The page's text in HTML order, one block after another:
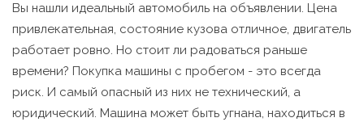
Вы нашли идеальный автомобиль на объявлении. Цена
привлекательная, состояние кузова отличное, двигатель
работает ровно. Но стоит ли радоваться раньше
времени? Покупка машины с пробегом - это всегда
риск. И самый опасный из них не технический, а
юридический. Машина может быть угнана, находиться в